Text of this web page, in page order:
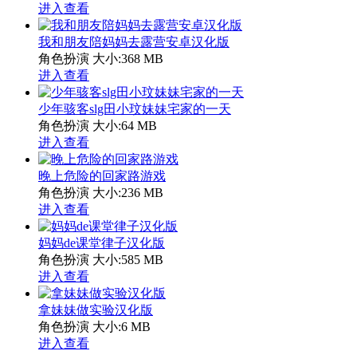
进入查看
我和朋友陪妈妈去露营安卓汉化版
角色扮演 大小:368 MB
进入查看
少年骇客slg田小玟妹妹宅家的一天
角色扮演 大小:64 MB
进入查看
晚上危险的回家路游戏
角色扮演 大小:236 MB
进入查看
妈妈de课堂律子汉化版
角色扮演 大小:585 MB
进入查看
拿妹妹做实验汉化版
角色扮演 大小:6 MB
进入查看